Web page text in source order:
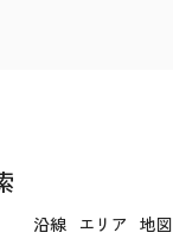
沿線 エリア 地図